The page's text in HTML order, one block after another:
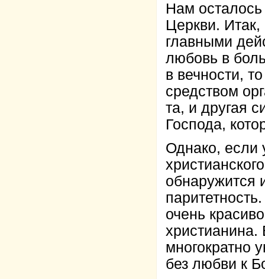
Нам
Церкви.
главными
любовь в
в вечности,
средством
та, и другая
Господа,
Однако, если
обнаружится
очень
многократно
без любви к